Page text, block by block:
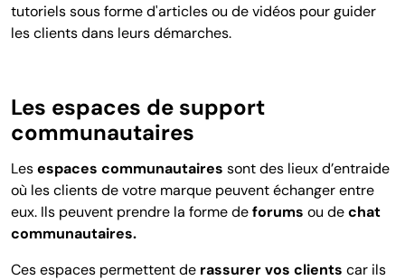
tutoriels sous forme d'articles ou de vidéos pour guider
les clients dans leurs démarches.
Les espaces de support
communautaires
Lesespaces communautaires sont des lieux d’entraide
où les clients de votre marque peuvent échanger entre
eux. Ils peuvent prendre la forme deforums ou dechat
communautaires.
Ces espaces permettent de rassurer vos clients car ils